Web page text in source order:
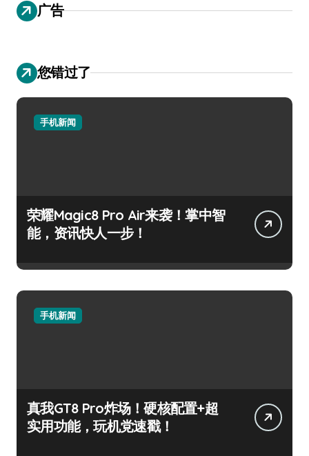
广告
您错过了
手机新闻
荣耀Magic8 Pro Air来袭！掌中智
能，资讯快人一步！
手机新闻
真我GT8 Pro炸场！硬核配置+超
实用功能，玩机党速戳！